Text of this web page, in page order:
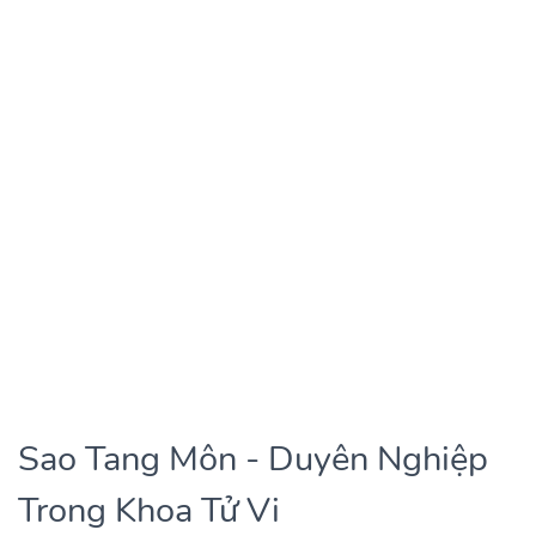
Sao Tang Môn - Duyên Nghiệp
Trong Khoa Tử Vi